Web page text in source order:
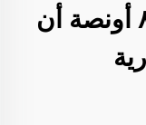
كيف يمكن لجرات سعة ٨ أونصة أن